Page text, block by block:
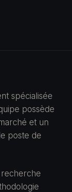
spécialisée
possède
et un
poste de